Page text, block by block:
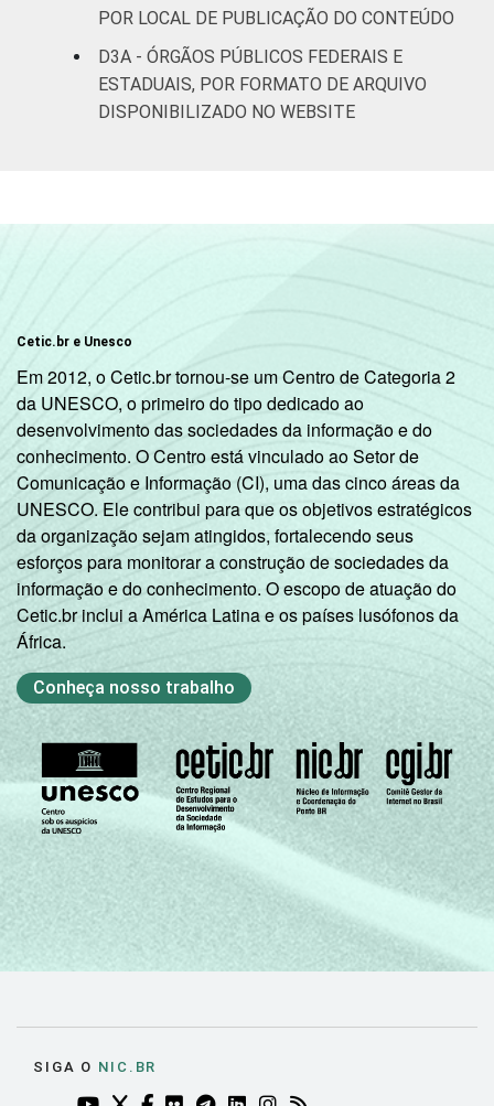
POR LOCAL DE PUBLICAÇÃO DO CONTEÚDO
D3A - ÓRGÃOS PÚBLICOS FEDERAIS E
ESTADUAIS, POR FORMATO DE ARQUIVO
DISPONIBILIZADO NO WEBSITE
Cetic.br e Unesco
Em 2012, o Cetic.br tornou-se um Centro de Categoria 2
da UNESCO, o primeiro do tipo dedicado ao
desenvolvimento das sociedades da informação e do
conhecimento. O Centro está vinculado ao Setor de
Comunicação e Informação (CI), uma das cinco áreas da
UNESCO. Ele contribui para que os objetivos estratégicos
da organização sejam atingidos, fortalecendo seus
esforços para monitorar a construção de sociedades da
informação e do conhecimento. O escopo de atuação do
Cetic.br inclui a América Latina e os países lusófonos da
África.
Conheça nosso trabalho
SIGA O NIC.BR